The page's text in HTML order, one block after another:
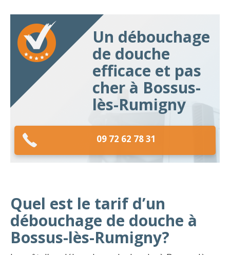
Un débouchage
de douche
efficace et pas
cher à Bossus-
lès-Rumigny
09 72 62 78 31
Quel est le tarif d’un
débouchage de douche à
Bossus-lès-Rumigny?